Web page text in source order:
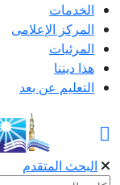
الخدمات
المركز الإعلامى
المرئيات
هذا ديننا
التعليم عن بعد
البحث المتقدم